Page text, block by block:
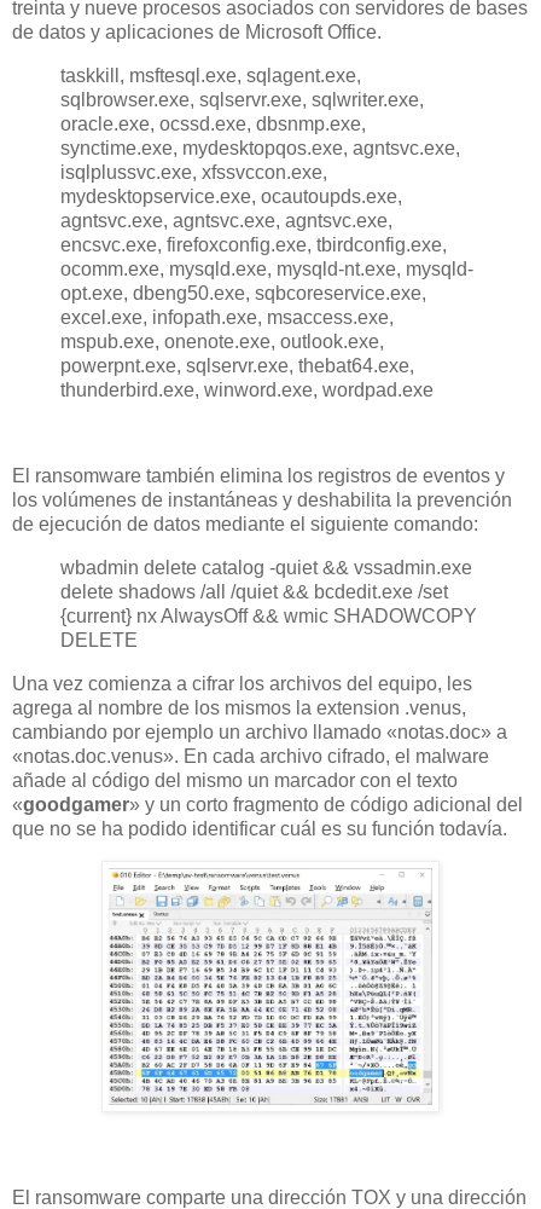
treinta y nueve procesos asociados con servidores de bases
de datos y aplicaciones de Microsoft Office.
taskkill, msftesql.exe, sqlagent.exe,
sqlbrowser.exe, sqlservr.exe, sqlwriter.exe,
oracle.exe, ocssd.exe, dbsnmp.exe,
synctime.exe, mydesktopqos.exe, agntsvc.exe,
isqlplussvc.exe, xfssvccon.exe,
mydesktopservice.exe, ocautoupds.exe,
agntsvc.exe, agntsvc.exe, agntsvc.exe,
encsvc.exe, firefoxconfig.exe, tbirdconfig.exe,
ocomm.exe, mysqld.exe, mysqld-nt.exe, mysqld-
opt.exe, dbeng50.exe, sqbcoreservice.exe,
excel.exe, infopath.exe, msaccess.exe,
mspub.exe, onenote.exe, outlook.exe,
powerpnt.exe, sqlservr.exe, thebat64.exe,
thunderbird.exe, winword.exe, wordpad.exe
El ransomware también elimina los registros de eventos y
los volúmenes de instantáneas y deshabilita la prevención
de ejecución de datos mediante el siguiente comando:
wbadmin delete catalog -quiet && vssadmin.exe
delete shadows /all /quiet && bcdedit.exe /set
{current} nx AlwaysOff && wmic SHADOWCOPY
DELETE
Una vez comienza a cifrar los archivos del equipo, les
agrega al nombre de los mismos la extension .venus,
cambiando por ejemplo un archivo llamado «notas.doc» a
«notas.doc.venus». En cada archivo cifrado, el malware
añade al código del mismo un marcador con el texto
«goodgamer» y un corto fragmento de código adicional del
que no se ha podido identificar cuál es su función todavía.
El ransomware comparte una dirección TOX y una dirección